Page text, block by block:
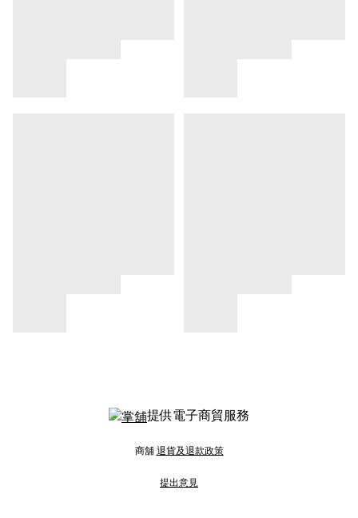
提供電子商貿服務
商舖 退貨及退款政策
提出意見